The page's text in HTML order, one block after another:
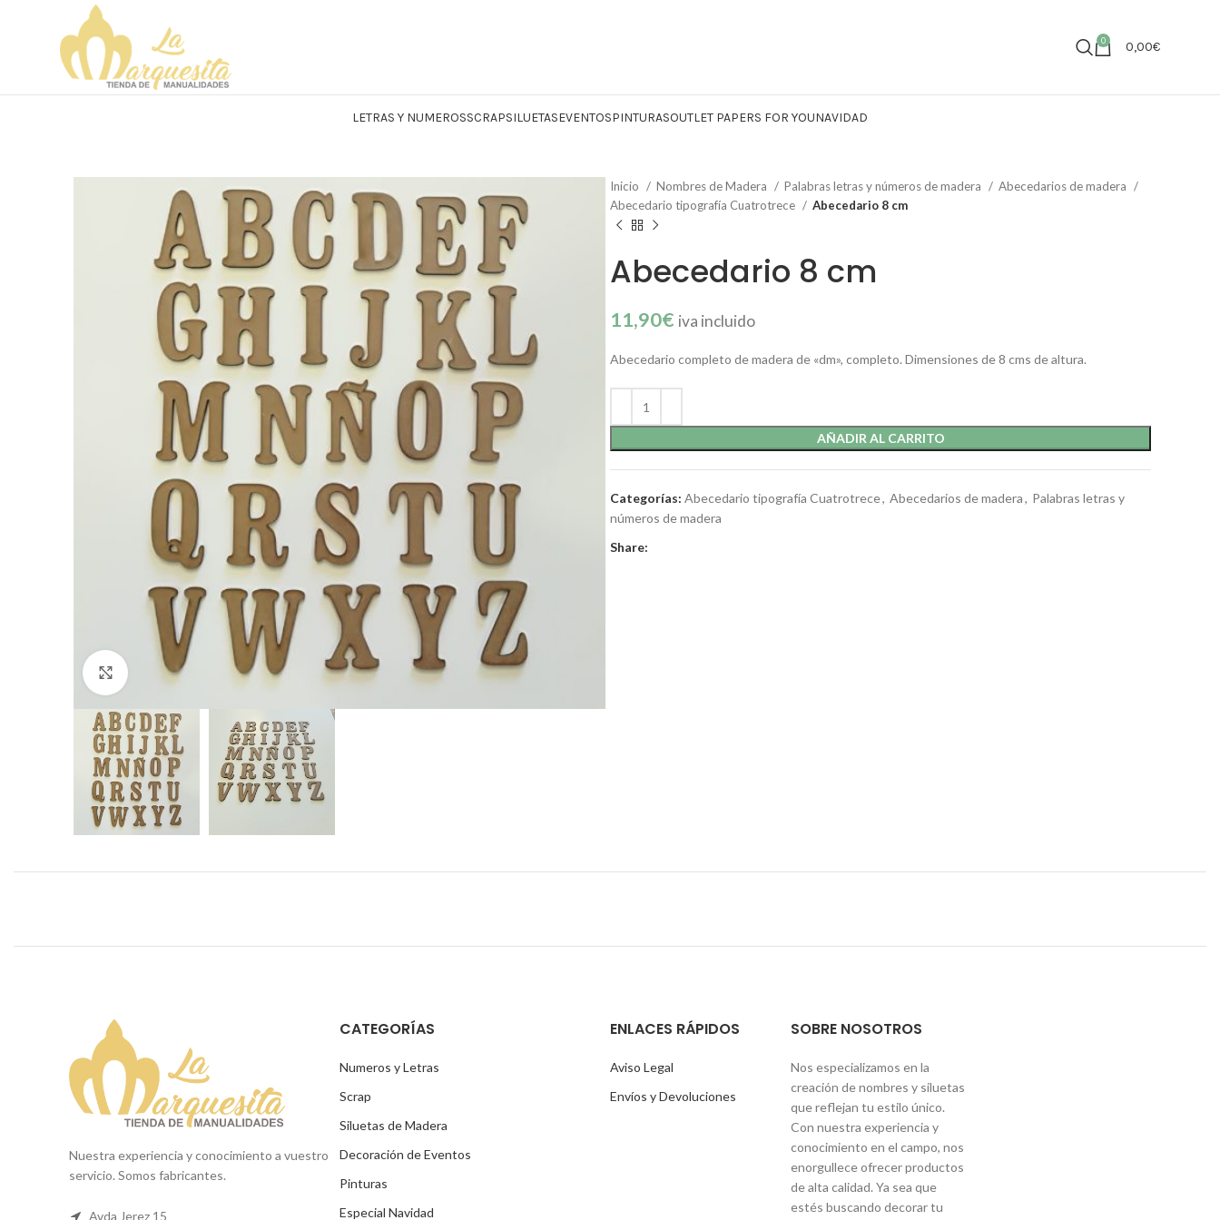
0 0,00€
LETRAS Y NUMEROSSCRAPSILUETASEVENTOSPINTURASOUTLET PAPERS FOR YOUNAVIDAD
Click to enlarge
Inicio Nombres de Madera Palabras letras y números de madera
Abecedarios de madera
Abecedario tipografía Cuatrotrece
Abecedario 8 cm
Abecedario 8 cm
11,90€ iva incluido
Abecedario completo de madera de «dm», completo. Dimensiones de 8 cms de altura.
AÑADIR AL CARRITO
Categorías: Abecedario tipografía Cuatrotrece, Abecedarios de madera, Palabras letras y
números de madera
Share:
Nuestra experiencia y conocimiento a vuestro
servicio. Somos fabricantes.
Avda Jerez 15
CATEGORÍAS
Numeros y Letras
Scrap
Siluetas de Madera
Decoración de Eventos
Pinturas
Especial Navidad
ENLACES RÁPIDOS
Aviso Legal
Envíos y Devoluciones
SOBRE NOSOTROS
Nos especializamos en la
creación de nombres y siluetas
que reflejan tu estilo único.
Con nuestra experiencia y
conocimiento en el campo, nos
enorgullece ofrecer productos
de alta calidad. Ya sea que
estés buscando decorar tu